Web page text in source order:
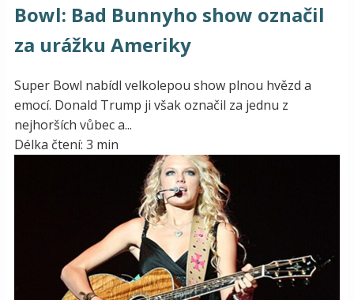
Bowl: Bad Bunnyho show označil
za urážku Ameriky
Super Bowl nabídl velkolepou show plnou hvězd a
emocí. Donald Trump ji však označil za jednu z
nejhorších vůbec a...
Délka čtení: 3 min